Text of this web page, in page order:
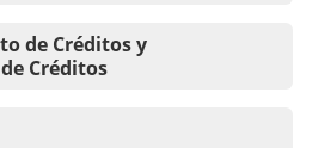
de Créditos y
Créditos